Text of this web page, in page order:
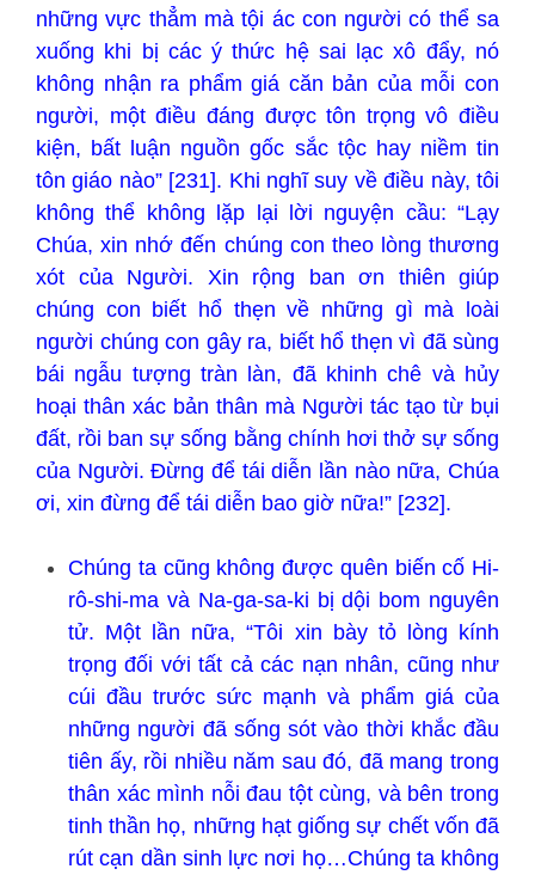
những vực thẳm mà tội ác con người có thể sa
xuống khi bị các ý thức hệ sai lạc xô đẩy, nó
không nhận ra phẩm giá căn bản của mỗi con
người, một điều đáng được tôn trọng vô điều
kiện, bất luận nguồn gốc sắc tộc hay niềm tin
tôn giáo nào” [231]. Khi nghĩ suy về điều này, tôi
không thể không lặp lại lời nguyện cầu: “Lạy
Chúa, xin nhớ đến chúng con theo lòng thương
xót của Người. Xin rộng ban ơn thiên giúp
chúng con biết hổ thẹn về những gì mà loài
người chúng con gây ra, biết hổ thẹn vì đã sùng
bái ngẫu tượng tràn làn, đã khinh chê và hủy
hoại thân xác bản thân mà Người tác tạo từ bụi
đất, rồi ban sự sống bằng chính hơi thở sự sống
của Người. Đừng để tái diễn lần nào nữa, Chúa
ơi, xin đừng để tái diễn bao giờ nữa!” [232].
Chúng ta cũng không được quên biến cố Hi-
rô-shi-ma và Na-ga-sa-ki bị dội bom nguyên
tử. Một lần nữa, “Tôi xin bày tỏ lòng kính
trọng đối với tất cả các nạn nhân, cũng như
cúi đầu trước sức mạnh và phẩm giá của
những người đã sống sót vào thời khắc đầu
tiên ấy, rồi nhiều năm sau đó, đã mang trong
thân xác mình nỗi đau tột cùng, và bên trong
tinh thần họ, những hạt giống sự chết vốn đã
rút cạn dần sinh lực nơi họ…Chúng ta không